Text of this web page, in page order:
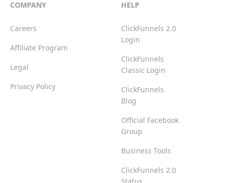
COMPANY
Careers
Affiliate Program
Legal
Privacy Policy
HELP
ClickFunnels 2.0
Login
ClickFunnels
Classic Login
ClickFunnels
Blog
Official Facebook
Group
Business Tools
ClickFunnels 2.0